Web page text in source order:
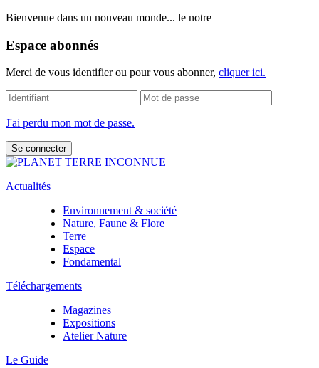
Bienvenue dans un nouveau monde... le notre
Espace abonnés
Merci de vous identifier ou pour vous abonner, cliquer ici.
J'ai perdu mon mot de passe.
Actualités
Environnement & société
Nature, Faune & Flore
Terre
Espace
Fondamental
Téléchargements
Magazines
Expositions
Atelier Nature
Le Guide